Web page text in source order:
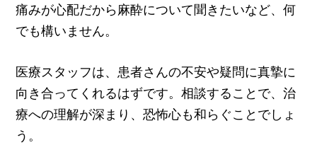
痛みが心配だから麻酔について聞きたいなど、何
でも構いません。
医療スタッフは、患者さんの不安や疑問に真摯に
向き合ってくれるはずです。相談することで、治
療への理解が深まり、恐怖心も和らぐことでしょ
う。